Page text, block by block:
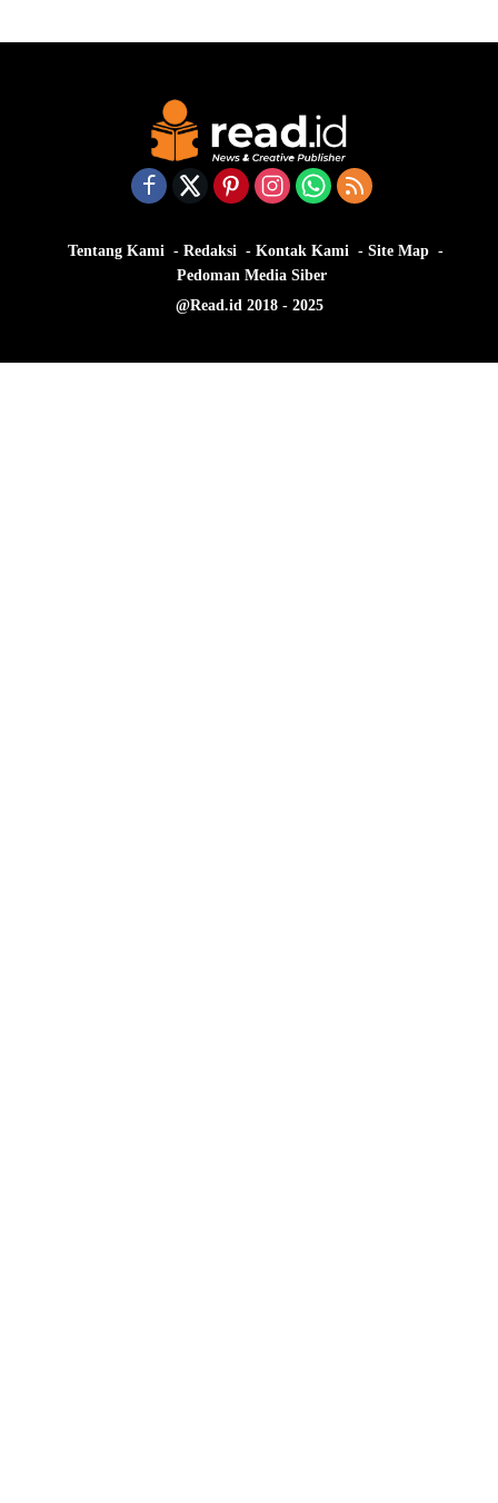
Tentang Kami Redaksi Kontak Kami
Site Map
Pedoman Media Siber
@Read.id 2018 - 2025